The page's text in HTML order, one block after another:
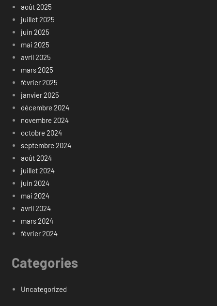
août 2025
juillet 2025
juin 2025
mai 2025
avril 2025
mars 2025
février 2025
janvier 2025
décembre 2024
novembre 2024
octobre 2024
septembre 2024
août 2024
juillet 2024
juin 2024
mai 2024
avril 2024
mars 2024
février 2024
Categories
Uncategorized